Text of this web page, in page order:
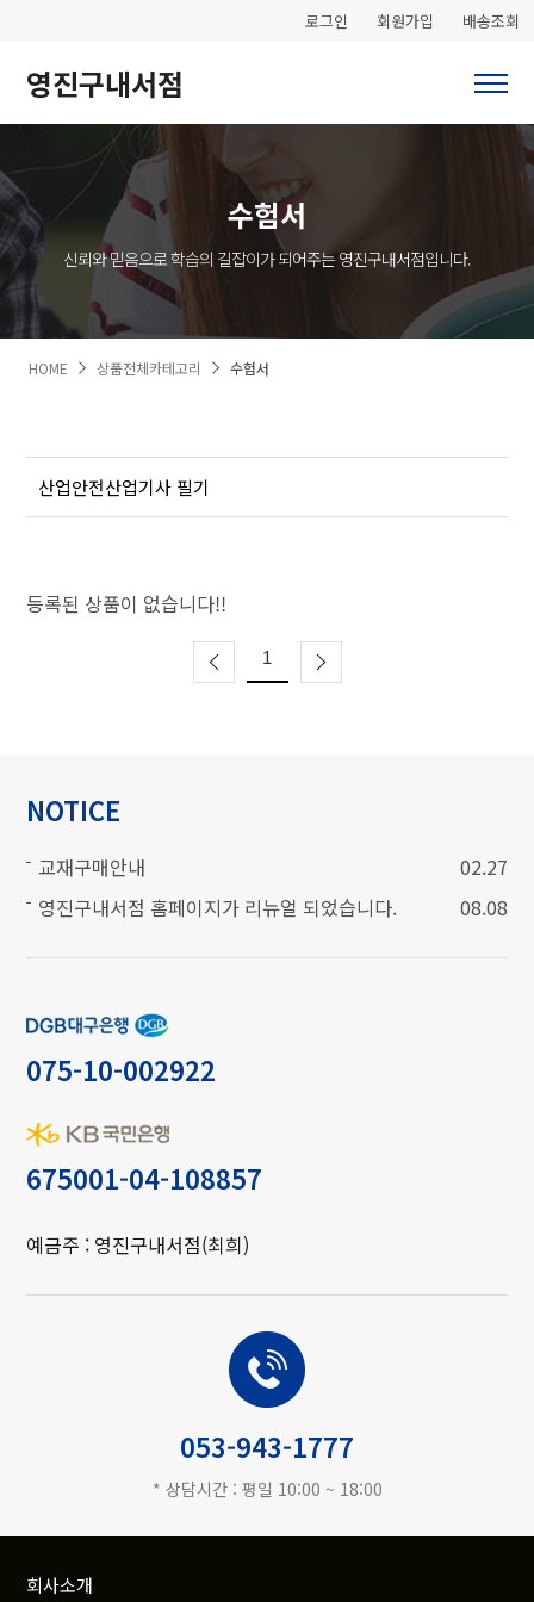
로그인 회원가입 배송조회
영진구내서점
수험서
신뢰와 믿음으로 학습의 길잡이가 되어주는 영진구내서점입니다.
HOME 상품전체카테고리 수험서
산업안전산업기사 필기
등록된 상품이 없습니다!!
1
NOTICE
교재구매안내
02.27
영진구내서점 홈페이지가 리뉴얼 되었습니다.
08.08
075-10-002922
675001-04-108857
예금주 : 영진구내서점(최희)
고객상담
053-943-1777
* 상담시간 : 평일 10:00 ~ 18:00
회사소개